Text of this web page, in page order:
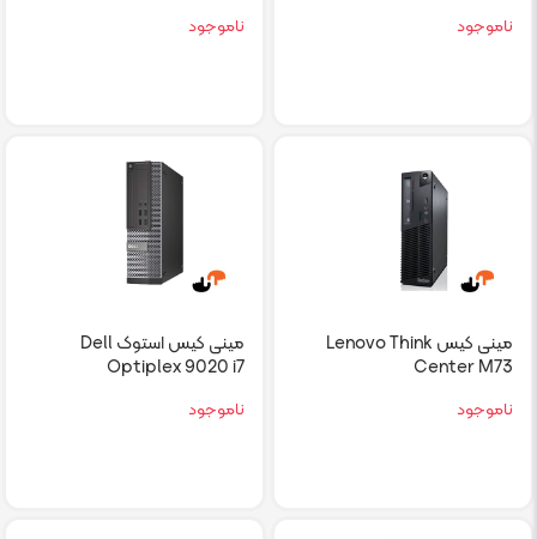
ناموجود ناموجود
مینی کیس Lenovo Think
Center M73
ناموجود
مینی کیس استوک Dell
Optiplex 9020 i7
ناموجود